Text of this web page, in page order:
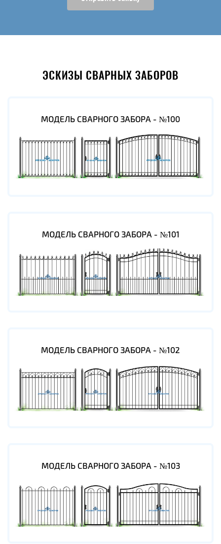
ЭСКИЗЫ СВАРНЫХ ЗАБОРОВ
МОДЕЛЬ СВАРНОГО ЗАБОРА - №100
МОДЕЛЬ СВАРНОГО ЗАБОРА - №101
МОДЕЛЬ СВАРНОГО ЗАБОРА - №102
МОДЕЛЬ СВАРНОГО ЗАБОРА - №103